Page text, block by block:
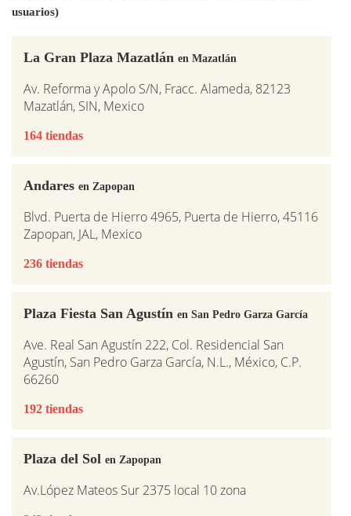
usuarios)
La Gran Plaza Mazatlán en Mazatlán
Av. Reforma y Apolo S/N, Fracc. Alameda, 82123
Mazatlán, SIN, Mexico
164 tiendas
Andares en Zapopan
Blvd. Puerta de Hierro 4965, Puerta de Hierro, 45116
Zapopan, JAL, Mexico
236 tiendas
Plaza Fiesta San Agustín en San Pedro Garza García
Ave. Real San Agustín 222, Col. Residencial San
Agustín, San Pedro Garza García, N.L., México, C.P.
66260
192 tiendas
Plaza del Sol en Zapopan
Av.López Mateos Sur 2375 local 10 zona